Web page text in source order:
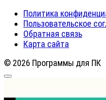
Политика
Пользовательское
Обратная связь
Карта сайта
© 2026 Программы для ПК